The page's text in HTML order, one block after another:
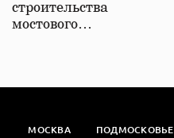
строительства
мостового…
МОСКВА ПОДМОСКОВЬЕ